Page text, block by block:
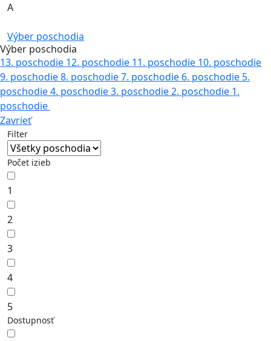
A
Výber poschodia
Výber poschodia
13. poschodie 12. poschodie 11. poschodie 10. poschodie
9. poschodie8. poschodie7. poschodie 6. poschodie 5.
poschodie4. poschodie3. poschodie2. poschodie 1.
poschodie
Zavrieť
Filter
Počet izieb
1
2
3
4
5
Dostupnosť